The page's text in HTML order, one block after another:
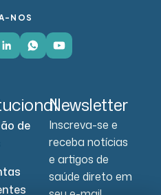
NOS
de
Newsletter
Inscreva-se e
receba notícias
e artigos de
saúde direto em